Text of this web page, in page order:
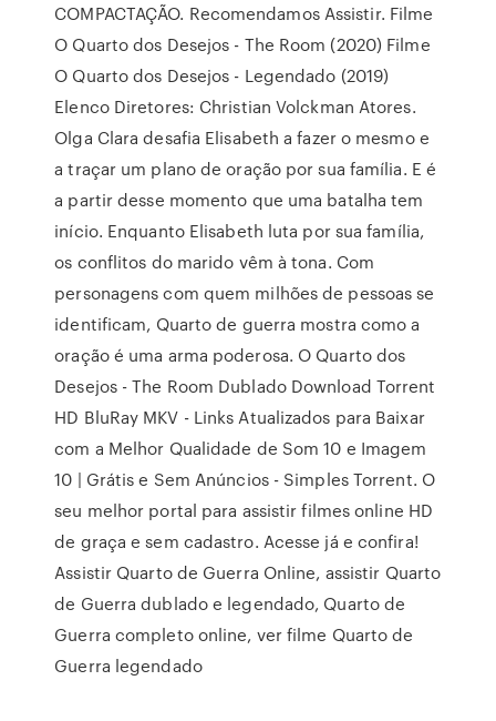
COMPACTAÇÃO. Recomendamos Assistir. Filme
O Quarto dos Desejos - The Room (2020) Filme
O Quarto dos Desejos - Legendado (2019)
Elenco Diretores: Christian Volckman Atores.
Olga Clara desafia Elisabeth a fazer o mesmo e
a traçar um plano de oração por sua família. E é
a partir desse momento que uma batalha tem
início. Enquanto Elisabeth luta por sua família,
os conflitos do marido vêm à tona. Com
personagens com quem milhões de pessoas se
identificam, Quarto de guerra mostra como a
oração é uma arma poderosa. O Quarto dos
Desejos - The Room Dublado Download Torrent
HD BluRay MKV - Links Atualizados para Baixar
com a Melhor Qualidade de Som 10 e Imagem
10 | Grátis e Sem Anúncios - Simples Torrent. O
seu melhor portal para assistir filmes online HD
de graça e sem cadastro. Acesse já e confira!
Assistir Quarto de Guerra Online, assistir Quarto
de Guerra dublado e legendado, Quarto de
Guerra completo online, ver filme Quarto de
Guerra legendado